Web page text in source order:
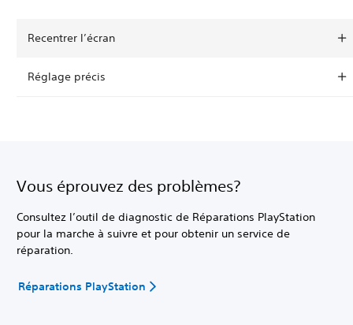
Recentrer l’écran
Réglage précis
Vous éprouvez des problèmes?
Consultez l’outil de diagnostic de Réparations PlayStation
pour la marche à suivre et pour obtenir un service de
réparation.
Réparations PlayStation